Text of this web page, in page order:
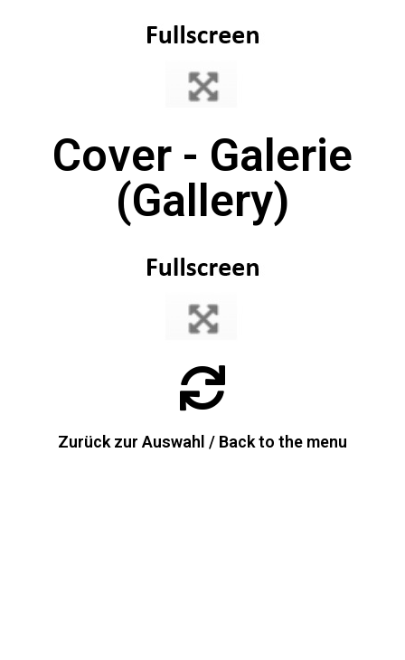
Cover - Galerie
(Gallery)
Zurück zur Auswahl / Back to the menu